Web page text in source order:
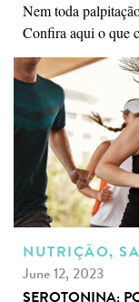
Nem toda
Confira aqui o que
NUTRIÇÃO,
June 12, 2023